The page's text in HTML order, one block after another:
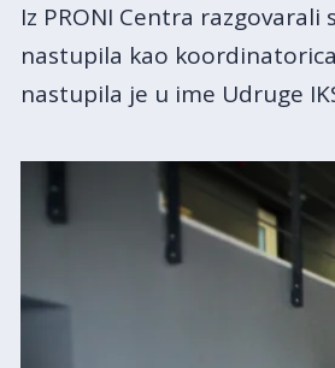
Iz PRONI Centra razgovarali
nastupila kao
nastupila je u ime Udruge